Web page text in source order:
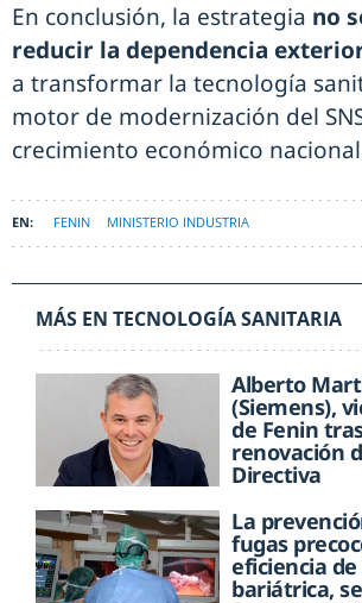
En conclusión, la estrategia no
reducir la dependencia
a transformar la tecnología
motor de modernización del
crecimiento económico
FENIN MINISTERIO INDUSTRIA
MÁS EN TECNOLOGÍA SANITARIA
Alberto
(Siemens),
de Fenin
renovación
Directiva
La
fugas
eficiencia
bariátrica,